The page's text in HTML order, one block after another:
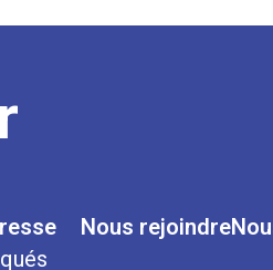
Nous rejoindre